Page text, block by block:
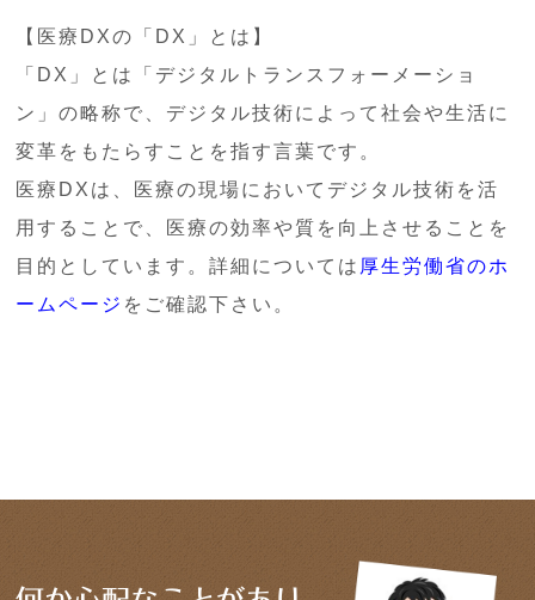
【医療DXの「DX」とは】
「DX」とは「デジタルトランスフォーメーショ
ン」の略称で、デジタル技術によって社会や生活に
変革をもたらすことを指す言葉です。
医療DXは、医療の現場においてデジタル技術を活
用することで、医療の効率や質を向上させることを
目的としています。詳細については 厚生労働省のホ
ームページ をご確認下さい。